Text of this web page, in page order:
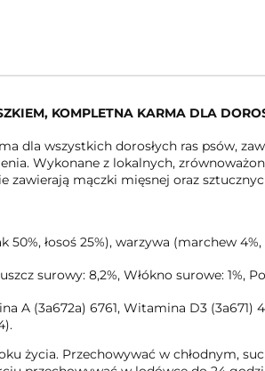
KOMPLETNA KARMA DLA
dla wszystkich dorosłych ras psów,
Wykonane z lokalnych,
zawierają mączki mięsnej oraz
łosoś 25%), warzywa (marchew
surowy: 8,2%, Włókno surowe: 1%,
A (3a672a) 6761, Witamina D3 (3a671)
życia. Przechowywać w chłodnym,